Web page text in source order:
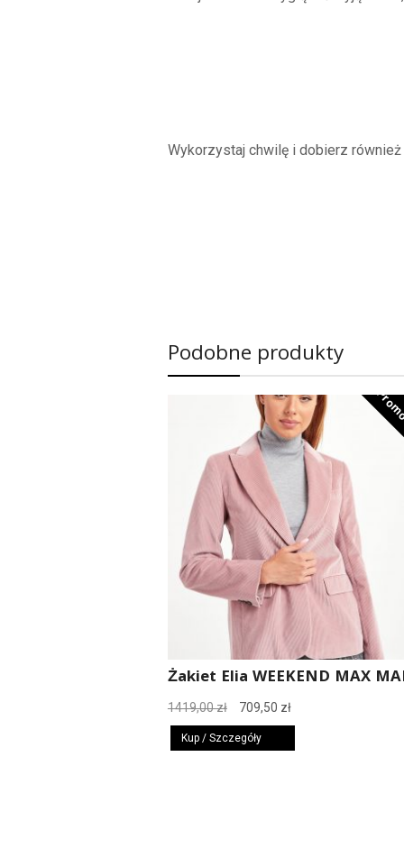
Wykorzystaj chwilę i dobierz również
Podobne produkty
Żakiet Elia WEEKEND MAX
1419,00zł
Pierwotna
cena
wynosiła:
709,50 złAktualna
cena
wynosi:
Kup / Szczegóły